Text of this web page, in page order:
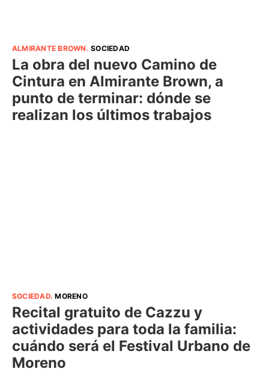
ALMIRANTE BROWN .SOCIEDAD
La obra del nuevo Camino de
Cintura en Almirante Brown, a
punto de terminar: dónde se
realizan los últimos trabajos
SOCIEDAD.MORENO
Recital gratuito de Cazzu y
actividades para toda la familia:
cuándo será el Festival Urbano de
Moreno